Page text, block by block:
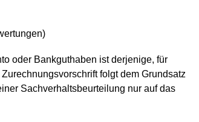
)
oder Bankguthaben ist derjenige, für
folgt dem Grundsatz
Sachverhaltsbeurteilung nur auf das